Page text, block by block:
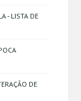
- LISTA DE
DE